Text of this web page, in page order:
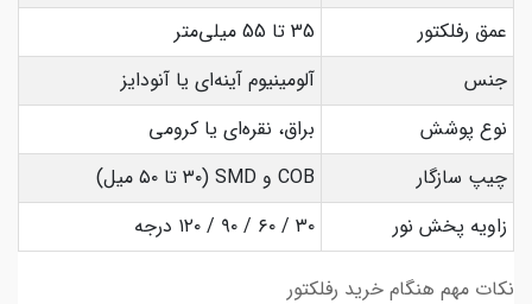
عمق رفلکتور
35 تا 55 میلی‌متر
جنس
آلومینیوم آینه‌ای یا آنودایز
نوع پوشش
براق، نقره‌ای یا کرومی
چیپ سازگار
COB و SMD (۳۰ تا ۵۰ میل)
زاویه پخش نور
۳۰ / ۶۰ / ۹۰ / ۱۲۰ درجه
نکات مهم هنگام خرید رفلکتور